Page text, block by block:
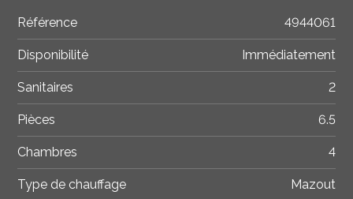
Référence 4944061
Disponibilité Immédiatement
Sanitaires 2
Pièces 6.5
Chambres 4
Type de chauffage Mazout